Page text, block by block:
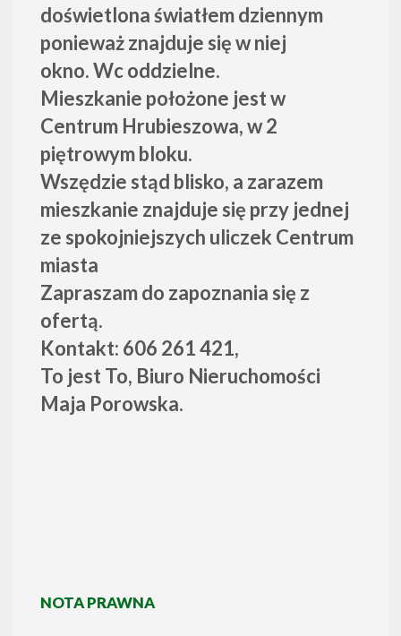
doświetlona światłem dziennym
ponieważ znajduje się w niej
okno. Wc oddzielne.
Mieszkanie położone jest w
Centrum Hrubieszowa, w 2
piętrowym bloku.
Wszędzie stąd blisko, a zarazem
mieszkanie znajduje się przy jednej
ze spokojniejszych uliczek Centrum
miasta
Zapraszam do zapoznania się z
ofertą.
Kontakt: 606 261 421,
To jest To, Biuro Nieruchomości
Maja Porowska.
NOTA PRAWNA